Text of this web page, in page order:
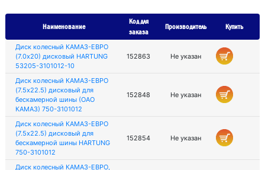
Наименование
Код для
заказа
Производитель Купить
Диск колесный КАМАЗ-ЕВРО
(7.0х20) дисковый HARTUNG
53205-3101012-10
152863 Не указан
Диск колесный КАМАЗ-ЕВРО
(7.5х22.5) дисковый для
бескамерной шины (ОАО
КАМАЗ) 750-3101012
152848 Не указан
Диск колесный КАМАЗ-ЕВРО
(7.5х22.5) дисковый для
бескамерной шины HARTUNG
750-3101012
152854 Не указан
Диск колесный КАМАЗ-ЕВРО,